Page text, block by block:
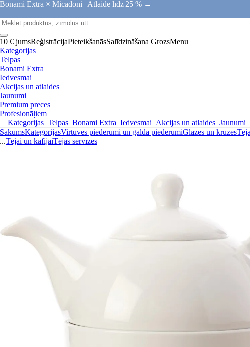
Bonami Extra × Micadoni | Atlaide līdz 25 % →
10 € jumsReģistrācijaPieteikšanāsSalīdzināšana GrozsMenu
Kategorijas
Telpas
Bonami Extra
Iedvesmai
Akcijas un atlaides
Jaunumi
Premium preces
Profesionāļiem
Kategorijas Telpas Bonami Extra Iedvesmai Akcijas un atlaides Jaunumi
SākumsKategorijasVirtuves piederumi un galda piederumiGlāzes un krūzes
...Tējai un kafijaiTējas servīzes